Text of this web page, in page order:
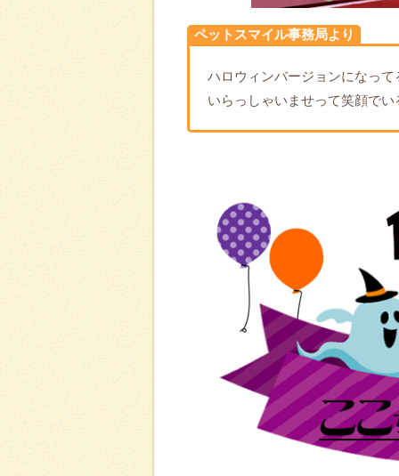
ペットスマイル事務局より
ハロウィンバージョンになって
いらっしゃいませって笑顔で